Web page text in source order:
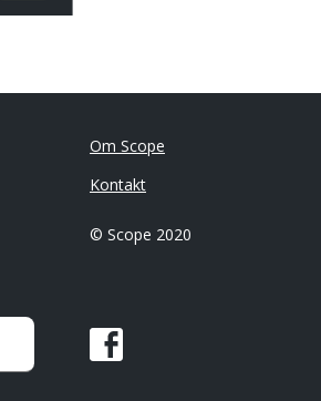
Om Scope
Kontakt
© Scope 2020